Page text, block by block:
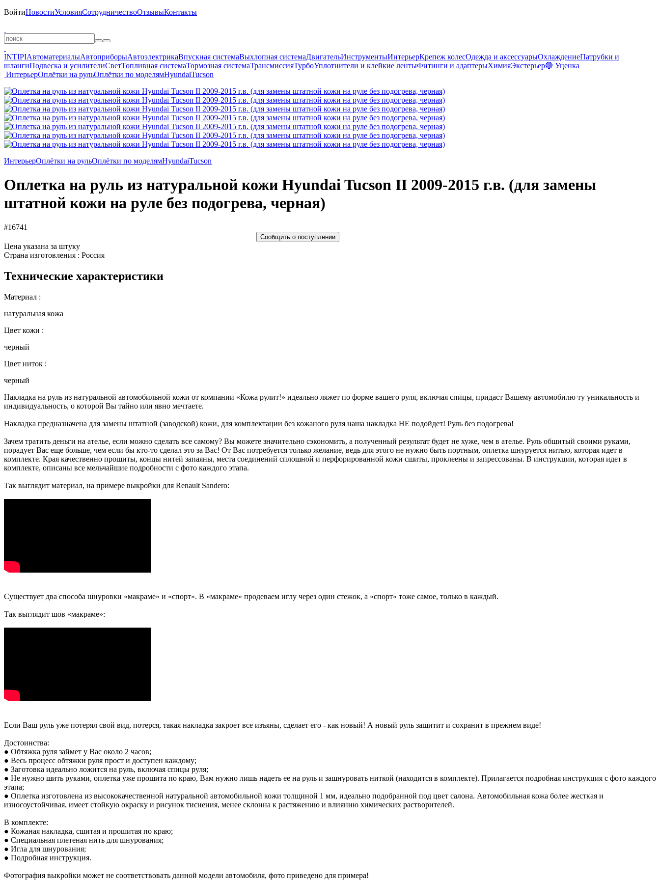
ВойтиНовостиУсловияСотрудничествоОтзывыКонтакты
INTIPIАвтоматериалыАвтоприборыАвтоэлектрикаВпускная системаВыхлопная системаДвигательИнструментыИнтерьерКрепеж колесОдежда и аксессуарыОхлаждениеПатрубки и
шлангиПодвеска и усилителиСветТопливная системаТормозная системаТрансмиссияТурбоУплотнители и клейкие лентыФитинги и адаптерыХимияЭкстерьер🔴 Уценка
ИнтерьерОплётки на рульОплётки по моделямHyundaiTucson
ИнтерьерОплётки на рульОплётки по моделямHyundaiTucson
Оплетка на руль из натуральной кожи Hyundai Tucson II 2009-2015 г.в. (для замены
штатной кожи на руле без подогрева, черная)
#16741
Сообщить о поступлении
Цена указана за штуку
Страна изготовления : Россия
Технические характеристики
Материал :
натуральная кожа
Цвет кожи :
черный
Цвет ниток :
черный
Накладка на руль из натуральной автомобильной кожи от компании «Кожа рулит!» идеально ляжет по форме вашего руля, включая спицы, придаст Вашему автомобилю ту уникальность и
индивидуальность, о которой Вы тайно или явно мечтаете.
Накладка предназначена для замены штатной (заводской) кожи, для комплектации без кожаного руля наша накладка НЕ подойдет! Руль без подогрева!
Зачем тратить деньги на ателье, если можно сделать все самому? Вы можете значительно сэкономить, а полученный результат будет не хуже, чем в ателье. Руль обшитый своими руками,
порадует Вас еще больше, чем если бы кто-то сделал это за Вас! От Вас потребуется только желание, ведь для этого не нужно быть портным, оплетка шнуруется нитью, которая идет в
комплекте. Края качественно прошиты, концы нитей запаяны, места соединений сплошной и перфорированной кожи сшиты, проклеены и запрессованы. В инструкции, которая идет в
комплекте, описаны все мельчайшие подробности с фото каждого этапа.
Так выглядит материал, на примере выкройки для Renault Sandero:
Существует два способа шнуровки «макраме» и «спорт». В «макраме» продеваем иглу через один стежок, а «спорт» тоже самое, только в каждый.
Так выглядит шов «макраме»:
Если Ваш руль уже потерял свой вид, потерся, такая накладка закроет все изъяны, сделает его - как новый! А новый руль защитит и сохранит в прежнем виде!
Достоинства:
● Обтяжка руля займет у Вас около 2 часов;
● Весь процесс обтяжки руля прост и доступен каждому;
● Заготовка идеально ложится на руль, включая спицы руля;
● Не нужно шить руками, оплетка уже прошита по краю, Вам нужно лишь надеть ее на руль и зашнуровать ниткой (находится в комплекте). Прилагается подробная инструкция с фото каждого
этапа;
● Оплетка изготовлена из высококачественной натуральной автомобильной кожи толщиной 1 мм, идеально подобранной под цвет салона. Автомобильная кожа более жесткая и
износоустойчивая, имеет стойкую окраску и рисунок тиснения, менее склонна к растяжению и влиянию химических растворителей.
В комплекте:
● Кожаная накладка, сшитая и прошитая по краю;
● Специальная плетеная нить для шнурования;
● Игла для шнурования;
● Подробная инструкция.
Фотография выкройки может не соответствовать данной модели автомобиля, фото приведено для примера!